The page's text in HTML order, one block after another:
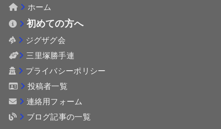
ホーム
初めての方へ
ジグザグ会
三里塚勝手連
プライバシーポリシー
投稿者一覧
連絡用フォーム
ブログ記事の一覧